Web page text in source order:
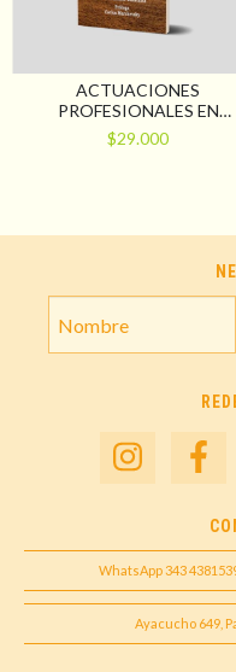
ACTUACIONES
PROFESIONALES EN
TRABAJO SOCIAL
$29.000
WhatsApp 343
Ayacucho 649,